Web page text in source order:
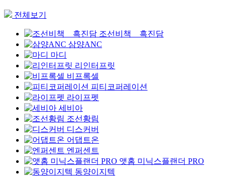
전체보기
조선비책 _ 흑진담
삼양ANC
마디
리인터프릿
비프록셀
피티코퍼레이션
라이프펫
세비아
조선황림
디스커버
어댑트온
엔퍼센트
앳홈 미닉스플랜더 PRO
동양이지텍